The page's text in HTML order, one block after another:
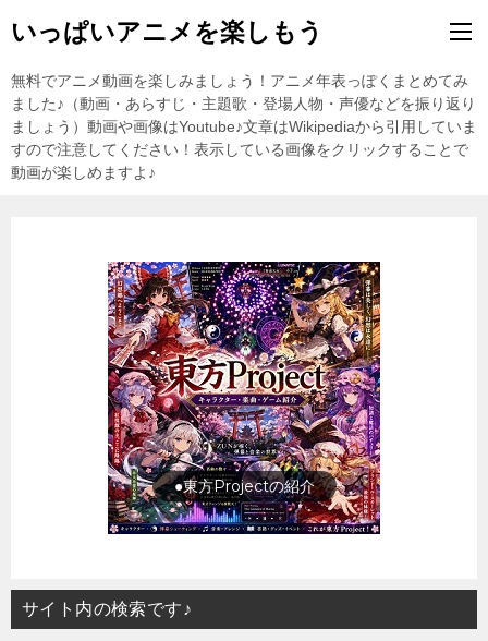
いっぱいアニメを楽しもう
無料でアニメ動画を楽しみましょう！アニメ年表っぽくまとめてみ
ました♪（動画・あらすじ・主題歌・登場人物・声優などを振り返り
ましょう）動画や画像はYoutube♪文章はWikipediaから引用していま
すので注意してください！表示している画像をクリックすることで
動画が楽しめますよ♪
旅行の前に旅行先をチェック
サイト内の検索です♪